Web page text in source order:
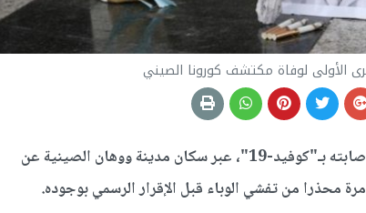
الأولى لوفاة مكتشف كورونا الصيني
بعد عام من وفاته متأثرا بإصابته بـ"كوفيد-19"، عبر سكان مدينة ووهان الصينية عن
محذرا من تفشي الوباء قبل الإقرار الرسمي بوجوده.